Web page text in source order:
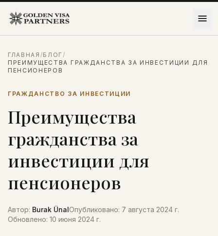
ГЛАВНАЯ /БЛОГ/
ПРЕИМУЩЕСТВА ГРАЖДАНСТВА ЗА ИНВЕСТИЦИИ ДЛЯ
ПЕНСИОНЕРОВ
ГРАЖДАНСТВО ЗА ИНВЕСТИЦИИ
Преимущества
гражданства за
инвестиции для
пенсионеров
Автор: Burak ÜnalОпубликовано: 7 августа 2024 г.
Обновлено: 10 июня 2024 г.